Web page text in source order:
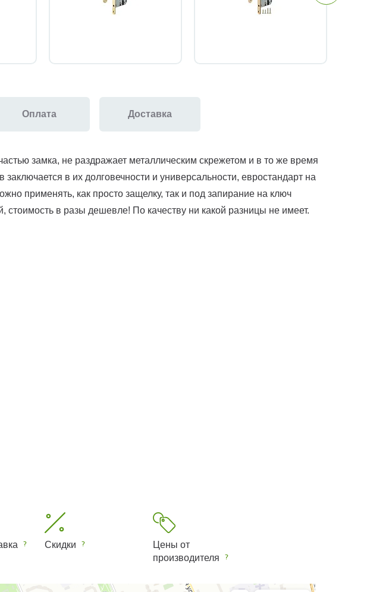
Оплата Доставка
замка, не раздражает металлическим скрежетом и в то же время
в их долговечности и универсальности, евростандарт на
применять, как просто защелку, так и под запирание на ключ
стоимость в разы дешевле! По качеству ни какой разницы не имеет.
Скидки
Цены от
производителя